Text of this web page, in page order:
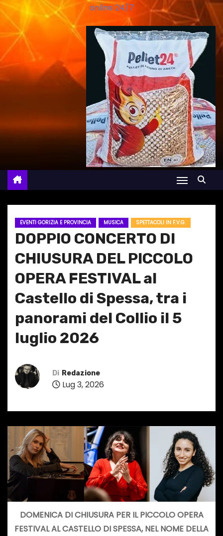
online 24/7
EVENTI GORIZIA E PROVINCIA MUSICA SPETTACOLI IN F.V.G.
DOPPIO CONCERTO DI
CHIUSURA DEL PICCOLO
OPERA FESTIVAL al
Castello di Spessa, tra i
panorami del Collio il 5
luglio 2026
Di Redazione
Lug 3, 2026
DOMENICA DI CHIUSURA PER IL PICCOLO OPERA
FESTIVAL AL CASTELLO DI SPESSA, NEL NOME DELLA